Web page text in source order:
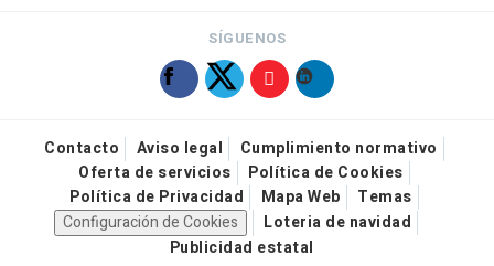
SÍGUENOS
Contacto Aviso legal
Cumplimiento normativo
Oferta de servicios
Política de Cookies
Política de Privacidad
Mapa Web
Temas
Configuración de Cookies
Loteria de navidad
Publicidad estatal